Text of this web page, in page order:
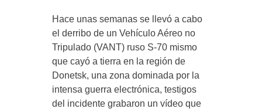
Hace unas semanas se llevó a cabo
el derribo de un Vehículo Aéreo no
Tripulado (VANT) ruso S-70 mismo
que cayó a tierra en la región de
Donetsk, una zona dominada por la
intensa guerra electrónica, testigos
del incidente grabaron un vídeo que